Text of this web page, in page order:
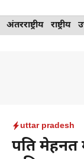
Skip
to
अंतरराष्ट्रीय राष्ट्रीय
uttar pradesh
पति मेहनत